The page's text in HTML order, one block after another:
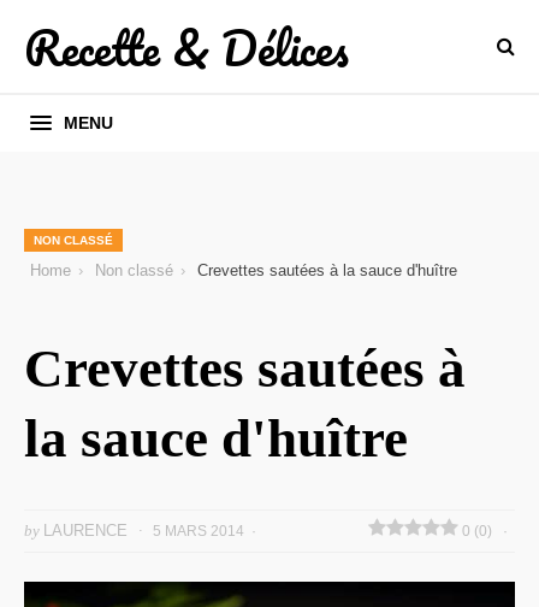
Recette & Délices
MENU
NON CLASSÉ
Home Non classé Crevettes sautées à la sauce d'huître
Crevettes sautées à
la sauce d'huître
by LAURENCE 5 MARS 2014 0 (0)